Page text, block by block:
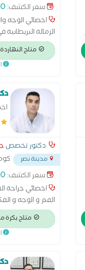
سعر الكشف:
اخصائي الوجه
الزمالة البريطانية
متاح النهاردة من
دكتور تخصص
مدينة نصر
السويس، مدينة نصر
سعر الكشف:
اخصائي جراحة
الفم و الوجه و
المعقدة زراعة
كسور الفك
تأخير الفك) علاج
العظم قبل
متاح بكرة من 6:00